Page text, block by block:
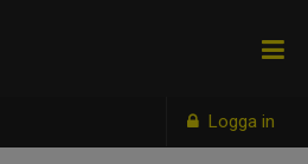
Logga in